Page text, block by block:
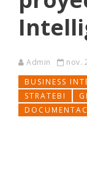
Admin nov.
BUSINESS
STRATEBI